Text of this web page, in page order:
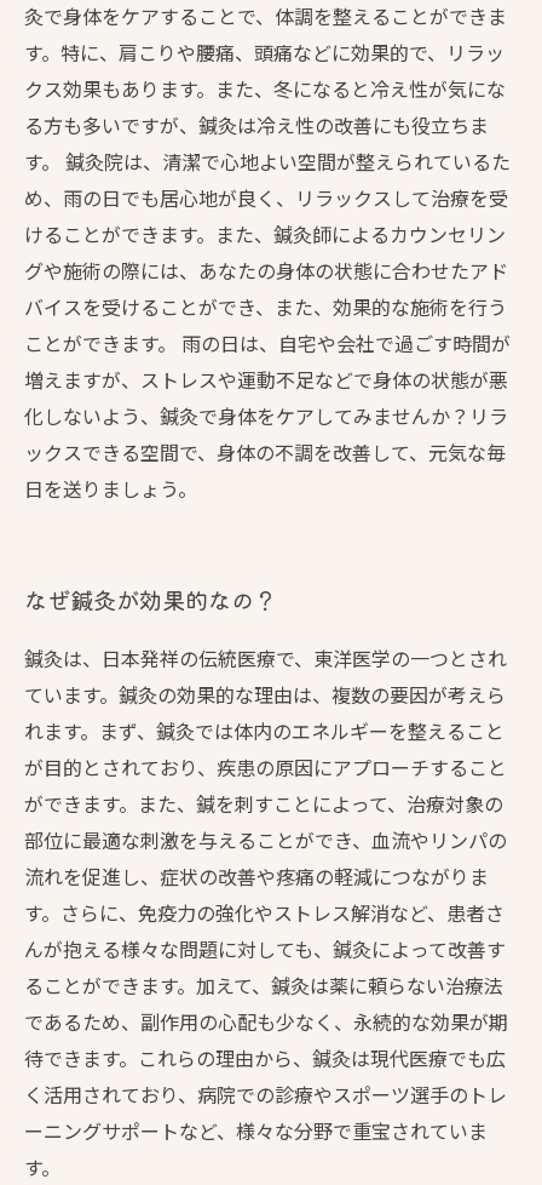
灸で身体をケアすることで、体調を整えることができま
す。特に、肩こりや腰痛、頭痛などに効果的で、リラッ
クス効果もあります。また、冬になると冷え性が気にな
る方も多いですが、鍼灸は冷え性の改善にも役立ちま
す。 鍼灸院は、清潔で心地よい空間が整えられているた
め、雨の日でも居心地が良く、リラックスして治療を受
けることができます。また、鍼灸師によるカウンセリン
グや施術の際には、あなたの身体の状態に合わせたアド
バイスを受けることができ、また、効果的な施術を行う
ことができます。 雨の日は、自宅や会社で過ごす時間が
増えますが、ストレスや運動不足などで身体の状態が悪
化しないよう、鍼灸で身体をケアしてみませんか？リラ
ックスできる空間で、身体の不調を改善して、元気な毎
日を送りましょう。
なぜ鍼灸が効果的なの？
鍼灸は、日本発祥の伝統医療で、東洋医学の一つとされ
ています。鍼灸の効果的な理由は、複数の要因が考えら
れます。まず、鍼灸では体内のエネルギーを整えること
が目的とされており、疾患の原因にアプローチすること
ができます。また、鍼を刺すことによって、治療対象の
部位に最適な刺激を与えることができ、血流やリンパの
流れを促進し、症状の改善や疼痛の軽減につながりま
す。さらに、免疫力の強化やストレス解消など、患者さ
んが抱える様々な問題に対しても、鍼灸によって改善す
ることができます。加えて、鍼灸は薬に頼らない治療法
であるため、副作用の心配も少なく、永続的な効果が期
待できます。これらの理由から、鍼灸は現代医療でも広
く活用されており、病院での診療やスポーツ選手のトレ
ーニングサポートなど、様々な分野で重宝されていま
す。